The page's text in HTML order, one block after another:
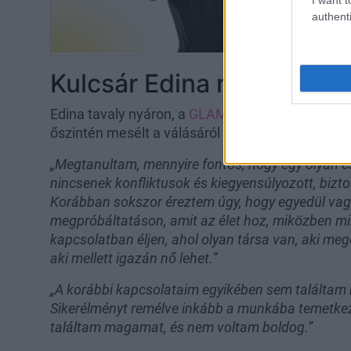
Kulcsár Edina megtalálta
Edina tavaly nyáron, a GLAMOUR
őszintén mesélt a válásáról és Márkkal való
„Megtanultam, mennyire fontos, hogy egy olyan
nincsenek konfliktusok és kiegyensúlyozott,
Korábban sokszor éreztem úgy, hogy egyedül
megpróbáltatáson, amit az élet hoz, miközben
kapcsolatban éljen, ahol olyan társa van, aki
aki mellett igazán nő lehet.”
„A korábbi kapcsolataim egyikében sem
Sikerélményt remélve inkább a munkába
találtam magamat, és nem voltam boldog.”